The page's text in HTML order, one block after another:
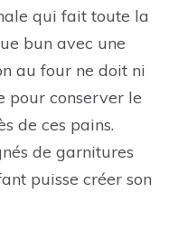
qui fait toute la
bun avec une
au four ne doit ni
pour conserver le
de ces pains.
de garnitures
puisse créer son